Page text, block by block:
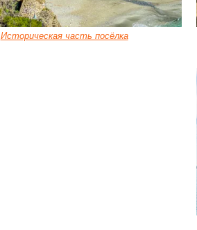
Историческая часть посёлка